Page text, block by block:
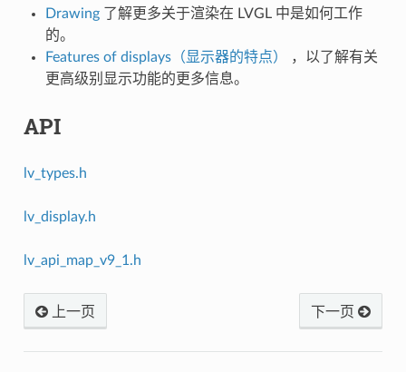
Drawing了解更多关于渲染在 LVGL 中是如何工作
的。
Features of displays（显示器的特点）
，以了解有关
更高级别显示功能的更多信息。
API
lv_types.h
lv_display.h
lv_api_map_v9_1.h
上一页 下一页